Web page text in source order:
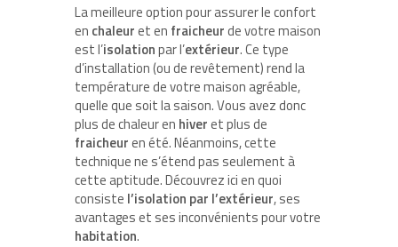
La meilleure option pour assurer le confort
en chaleuret en fraicheurde votre maison
est l’isolationpar l’extérieur. Ce type
d’installation (ou de revêtement) rend la
température de votre maison agréable,
quelle que soit la saison. Vous avez donc
plus de chaleur en hiveret plus de
fraicheuren été. Néanmoins, cette
technique ne s’étend pas seulement à
cette aptitude. Découvrez ici en quoi
consiste l’isolation par l’extérieur, ses
avantages et ses inconvénients pour votre
habitation.